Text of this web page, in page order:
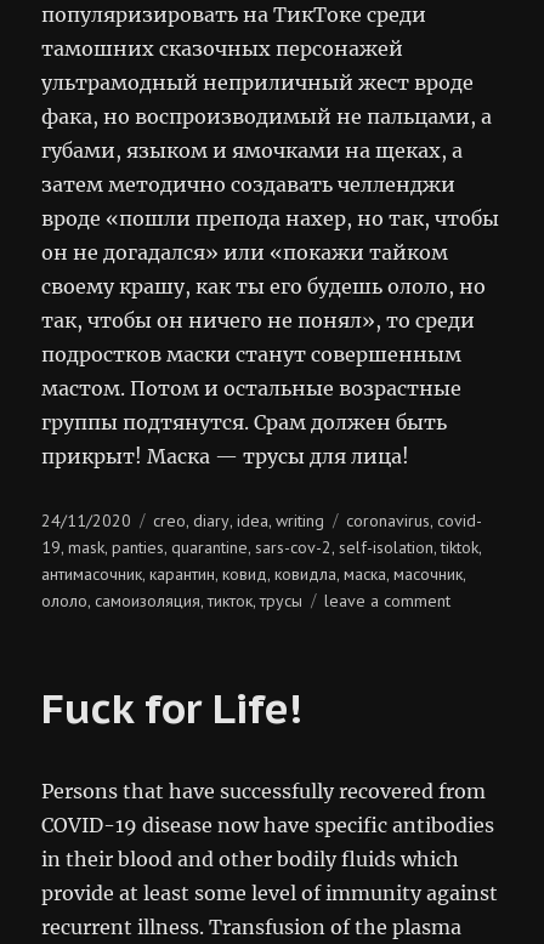
популяризировать на ТикТоке среди
тамошних сказочных персонажей
ультрамодный неприличный жест вроде
фака, но воспроизводимый не пальцами, а
губами, языком и ямочками на щеках, а
затем методично создавать челленджи
вроде «пошли препода нахер, но так, чтобы
он не догадался» или «покажи тайком
своему крашу, как ты его будешь ололо, но
так, чтобы он ничего не понял», то среди
подростков маски станут совершенным
мастом. Потом и остальные возрастные
группы подтянутся. Срам должен быть
прикрыт! Маска — трусы для лица!
Posted
on
24/11/2020 Categories
creo,diary,idea,writing Tags
coronavirus,covid-
19,mask,panties,quarantine, sars-cov-2, self-isolation,tiktok,
антимасочник,карантин,ковид,ковидла,маска,масочник,
ололо,самоизоляция,тикток,трусы leave a commenton
Fuck for Life!
Persons that have successfully recovered from
COVID-19 disease now have specific antibodies
in their blood and other bodily fluids which
provide at least some level of immunity against
recurrent illness. Transfusion of the plasma